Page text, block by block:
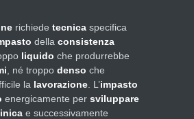
richiede tecnica specifica
della consistenza
liquido che produrrebbe
, né troppo denso che
la lavorazione . L’impasto
energicamente per sviluppare
e successivamente